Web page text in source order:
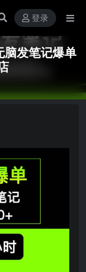
登录
脑发笔记爆单